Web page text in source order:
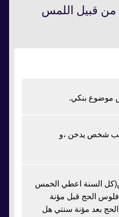
من قبيل اللمس
موضوع بنكي.
شخص يدخن ،و
السنة اعطي الخمس
الحج قبل مؤنة
بعد مؤنة سنتي هل